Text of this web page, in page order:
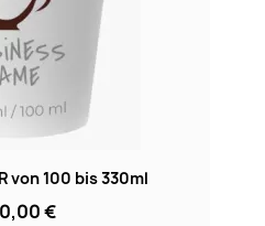
von 100 bis 330ml
€